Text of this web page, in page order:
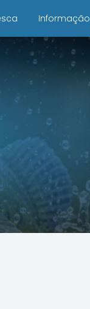
Informação